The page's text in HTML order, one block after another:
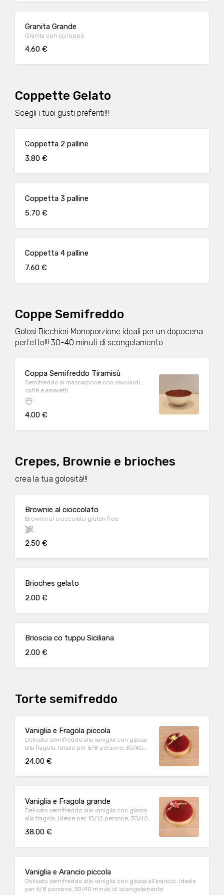
Granita Grande
Granita con sciroppo
4.60 €
Coppette Gelato
Scegli i tuoi gusti preferiti!!!
Coppetta 2 palline
3.80 €
Coppetta 3 palline
5.70 €
Coppetta 4 palline
7.60 €
Coppe Semifreddo
Golosi Bicchieri Monoporzione ideali per un dopocena
perfetto!!! 30-40 minuti di scongelamento
Coppa Semifreddo Tiramisù
Semifreddo al mascarpone con savoiardi,
caffè e amaretti
4.00 €
Crepes, Brownie e brioches
crea la tua golosità!!!
Brownie al cioccolato
Brownie al cioccolato gluten free
2.50 €
Brioches gelato
2.00 €
Brioscia co tuppu Siciliana
2.00 €
Torte semifreddo
Vaniglia e Fragola piccola
Delicato semifreddo alla vaniglia con glassa
alla fragola. Ideale per 6/8 persone, 30/40
24.00 €
Vaniglia e Fragola grande
Delicato semifreddo alla vaniglia con glassa
alla fragola. Ideale per 10/12 persone, 30/40
38.00 €
Vaniglia e Arancio piccola
Delicato semifreddo alla vaniglia con glassa all'arancio. Ideale
per 6/8 persone, 30/40 minuti di scongelamento